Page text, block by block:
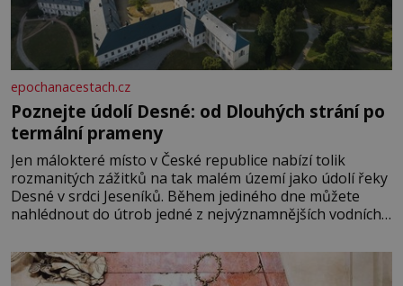
epochanacestach.cz
Poznejte údolí Desné: od Dlouhých strání po
termální prameny
Jen málokteré místo v České republice nabízí tolik
rozmanitých zážitků na tak malém území jako údolí řeky
Desné v srdci Jeseníků. Během jediného dne můžete
nahlédnout do útrob jedné z nejvýznamnějších vodních
se na koloběžce a den zakončit poznáváním památek ve
Velkých Losinách nebo v termálním